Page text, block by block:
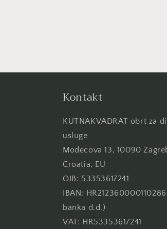
Kontakt
KUTNAKVADRAT obrt za
usluge
Modecova 13, 10090
Croatia, EU
OIB: 53353617241
IBAN:
banka d.d.)
VAT: HR53353617241